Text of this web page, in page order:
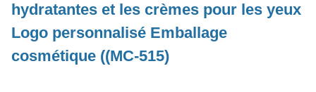
hydratantes et les crèmes pour les yeux
Logo personnalisé Emballage
cosmétique ((MC-515)